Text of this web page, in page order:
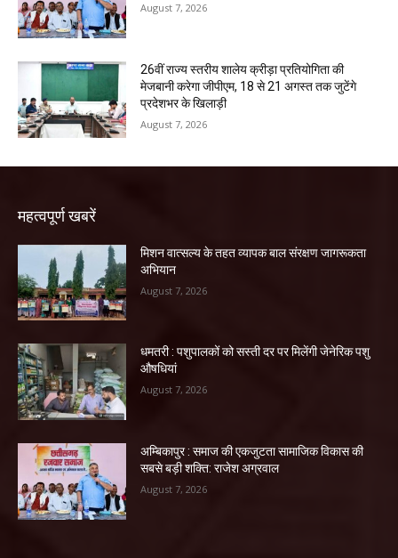
August 7, 2026
26वीं राज्य स्तरीय शालेय क्रीड़ा प्रतियोगिता की
मेजबानी करेगा जीपीएम, 18 से 21 अगस्त तक जुटेंगे
प्रदेशभर के खिलाड़ी
August 7, 2026
महत्वपूर्ण खबरें
मिशन वात्सल्य के तहत व्यापक बाल संरक्षण जागरूकता
अभियान
August 7, 2026
धमतरी : पशुपालकों को सस्ती दर पर मिलेंगी जेनेरिक पशु
औषधियां
August 7, 2026
अम्बिकापुर : समाज की एकजुटता सामाजिक विकास की
सबसे बड़ी शक्ति: राजेश अग्रवाल
August 7, 2026